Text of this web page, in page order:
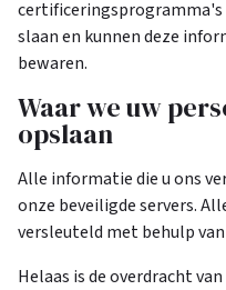
certificeringsprogramma's
slaan en kunnen deze
bewaren.
Waar we uw
opslaan
Alle informatie die u ons
onze beveiligde servers.
versleuteld met behulp
Helaas is de overdracht